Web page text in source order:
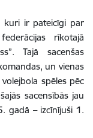
kuri ir pateicīgi par
rīkotajā
Tajā sacenšas
un vienas
spēles pēc
sacensībās jau
gadā – izcīnījuši 1.